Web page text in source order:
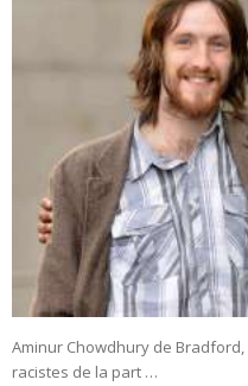
Aminur Chowdhury de Bradford,
racistes de la part …